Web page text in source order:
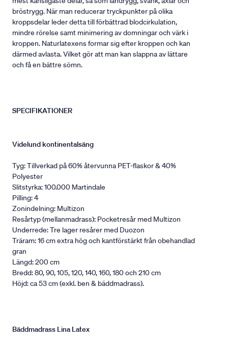
bröstrygg. När man reducerar tryckpunkter på olika
kroppsdelar leder detta till förbättrad blodcirkulation,
mindre rörelse samt minimering av domningar och värk i
kroppen. Naturlatexens formar sig efter kroppen och kan
därmed avlasta. Vilket gör att man kan slappna av lättare
och få en bättre sömn.
SPECIFIKATIONER
Videlund kontinentalsäng
Tyg: Tillverkad på 60% återvunna PET-flaskor & 40%
Polyester
Slitstyrka: 100.000 Martindale
Pilling: 4
Zonindelning: Multizon
Resårtyp (mellanmadrass): Pocketresår med Multizon
Underrede: Tre lager resårer med Duozon
Träram: 16 cm extra hög och kantförstärkt från obehandlad
gran
Längd: 200 cm
Bredd: 80, 90, 105, 120, 140, 160, 180 och 210 cm
Höjd: ca 53 cm (exkl. ben & bäddmadrass).
Bäddmadrass Lina Latex